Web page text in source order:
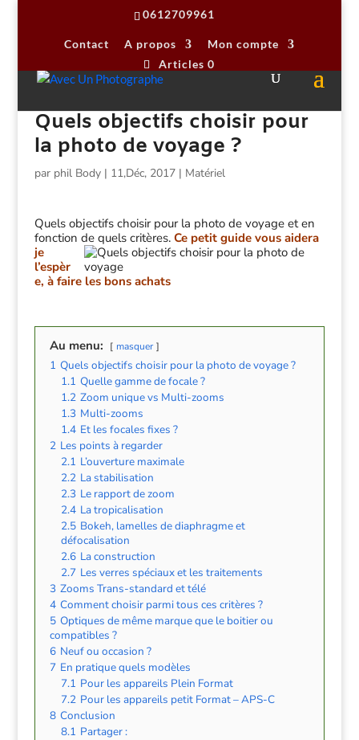
0612709961
Contact A propos
Mon compte
Articles 0
Quels objectifs choisir pour
la photo de voyage ?
par phil Body| 11,Déc, 2017| Matériel
Quels objectifs choisir pour la photo de voyage et en
fonction de quels critères. Ce petit guide vous aidera
je
l’espèr
e, à faire les bons achats
Au menu: masquer
1 Quels objectifs choisir pour la photo de voyage ?
1.1 Quelle gamme de focale ?
1.2 Zoom unique vs Multi-zooms
1.3 Multi-zooms
1.4 Et les focales fixes ?
2 Les points à regarder
2.1 L’ouverture maximale
2.2 La stabilisation
2.3 Le rapport de zoom
2.4 La tropicalisation
2.5 Bokeh, lamelles de diaphragme et
défocalisation
2.6 La construction
2.7 Les verres spéciaux et les traitements
3 Zooms Trans-standard et télé
4 Comment choisir parmi tous ces critères ?
5 Optiques de même marque que le boitier ou
compatibles ?
6 Neuf ou occasion ?
7 En pratique quels modèles
7.1 Pour les appareils Plein Format
7.2 Pour les appareils petit Format – APS-C
8 Conclusion
8.1 Partager :